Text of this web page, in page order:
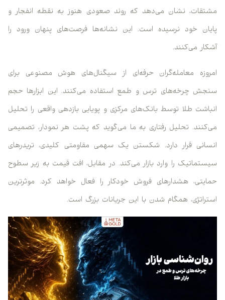
مشتقات، نشان می‌دهد که روند صعودی هنوز به نقطه انفجار و
پایان خود نرسیده است. این نشانه‌ها فرصت‌های پنهان ورود را
آشکار می‌کنند.
امروزه معامله‌گران حرفه‌ای از سیگنال‌های هوش مصنوعی برای
سنجش چرخه‌های ترس و طمع استفاده می‌کنند. این ابزارها حجم
انباشت طلا توسط بانک‌های مرکزی و پویایی بازدهی واقعی را تحلیل
می‌کنند. تحلیل رفتاری به ما می‌گوید که پشت هر نمودار، تصمیمی
انسانی قرار دارد. شکستن یک سهمی مقاومتی کلیدی، تریدرهای
سیستماتیک را وارد بازار می‌کند. در مقابل، افت قیمت به زیر سطوح
حمایتی، هشدارهای فروش خودکار را فعال خواهد کرد. موثرترین
استراتژی، همگام شدن با این جریانات بزرگ است.